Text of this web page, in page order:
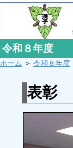
令和８年度
ホーム ＞ 令和８年度
表彰